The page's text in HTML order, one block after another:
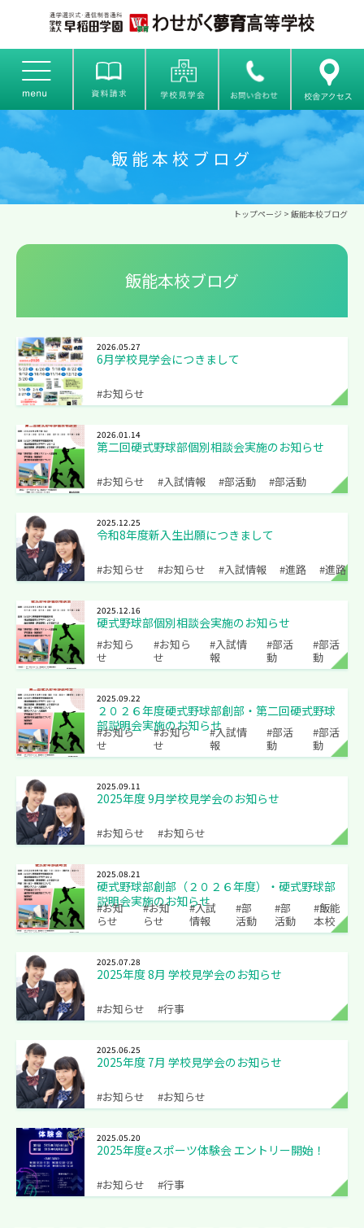
飯能本校ブログ
トップページ > 飯能本校ブログ
飯能本校ブログ
2026.05.27
#お知らせ
6月学校見学会につきまして
2026.01.14
#お知らせ #入試情報 #部活動 #部活動
第二回硬式野球部個別相談会実施のお知らせ
2025.12.25
#お知らせ #お知らせ #入試情報 #進路 #進路
令和8年度新入生出願につきまして
2025.12.16
#お知ら
せ
#お知ら
せ
#入試情
報
#部活
動
#部活
動
硬式野球部個別相談会実施のお知らせ
2025.09.22
#お知ら
せ
#お知ら
せ
#入試情
報
#部活
動
#部活
動
２０２６年度硬式野球部創部・第二回硬式野球
部説明会実施のお知らせ
2025.09.11
#お知らせ #お知らせ
2025年度 9月学校見学会のお知らせ
2025.08.21
#お知
らせ
#お知
らせ
#入試
情報
#部
活動
#部
活動
#飯能
本校
硬式野球部創部（２０２６年度）・硬式野球部
説明会実施のお知らせ
2025.07.28
#お知らせ #行事
2025年度 8月 学校見学会のお知らせ
2025.06.25
#お知らせ #お知らせ
2025年度 7月 学校見学会のお知らせ
2025.05.20
#お知らせ #行事
2025年度eスポーツ体験会 エントリー開始！